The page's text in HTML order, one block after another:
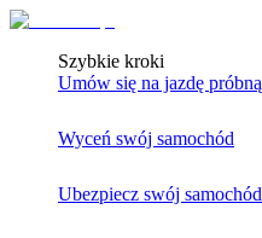
Szybkie kroki
Umów się na jazdę próbną
Wyceń swój samochód
Ubezpiecz swój samochód